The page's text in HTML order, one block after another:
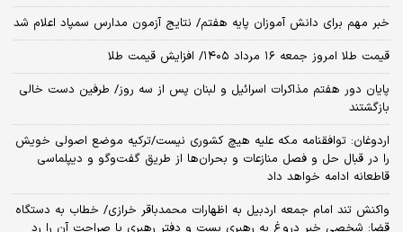
خبر مهم برای دانش آموزان پایه هفتم/ نتایج آزمون مدارس سمپاد اعلام شد
قیمت طلا امروز جمعه ۱۶ مرداد ۱۴۰۵/ افزایش قیمت طلا
پایان دور هفتم مذاکرات اسرائیل و لبنان پس از سه روز/ طرفین دست خالی
بازگشتند
اردوغان: توافقنامه مکه علیه هیچ کشوری نیست/ترکیه موضع اصولی خویش
را در قبال حل و فصل منازعات و بحران‌ها از طریق گفت‌وگو و دیپلماسی
قاطعانه ادامه خواهد داد
واکنش تند امام جمعه اردبیل به اظهارات محمدباقر خرازی/ خطاب به دستگاه
قضا: شخصی خبر دروغ به رهبری بست و دفتر رهبری با صراحت آن را رد